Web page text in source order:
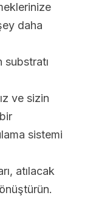
daha
substratı
ve sizin
sistemi
atılacak